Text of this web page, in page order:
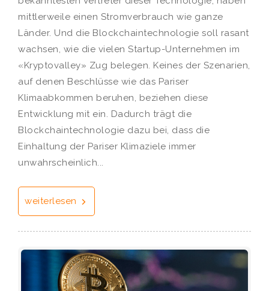
mittlerweile einen Stromverbrauch wie ganze
Länder. Und die Blockchaintechnologie soll rasant
wachsen, wie die vielen Startup-Unternehmen im
«Kryptovalley» Zug belegen. Keines der Szenarien,
auf denen Beschlüsse wie das Pariser
Klimaabkommen beruhen, beziehen diese
Entwicklung mit ein. Dadurch trägt die
Blockchaintechnologie dazu bei, dass die
Einhaltung der Pariser Klimaziele immer
unwahrscheinlich...
weiterlesen